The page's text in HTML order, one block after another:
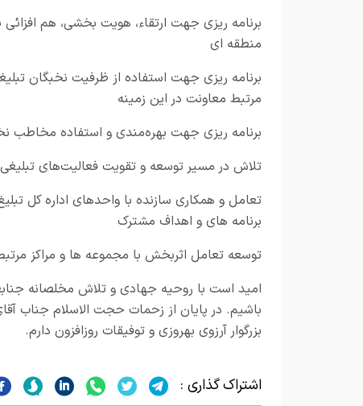
برنامه ریزی جهت ارتقاء، هویت بخشی، هم
منطقه ای
برنامه ریزی جهت استفاده از ظرفیت نخبگان
مرتبط معاونت در این زمینه
برنامه ریزی جهت بهره‌مندی و استفاده مخاطب
تلاش در مسیر توسعه و تقویت فعالیت‌های تبلیغی
تعامل و همکاری سازنده با واحدهای اداره کل
برنامه های و اهداف مشترک
توسعه تعامل اثربخش با مجموعه ها و مراکز
امید است با روحیه جهادی و تلاش مخلصانه
باشیم. در پایان از زحمات حجت الاسلام جناب
بزرگوار آرزوی بهروزی و توفیقات روزافزون دارم.
اشتراک گذاری :